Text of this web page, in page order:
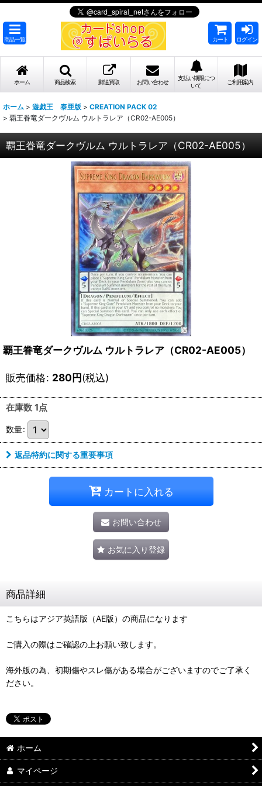
商品一覧 カート ログイン
ホーム 商品検索 郵送買取 お問い合わせ
支払い期限につ
いて
ご利用案内
ホーム > 遊戯王 泰亜版 > CREATION PACK 02
> 覇王眷竜ダークヴルム ウルトラレア（CR02-AE005）
覇王眷竜ダークヴルム ウルトラレア（CR02-AE005）
覇王眷竜ダークヴルム ウルトラレア（CR02-AE005）
販売価格: 280円(税込)
在庫数 1点
数量:
返品特約に関する重要事項
カートに入れる
お問い合わせ
お気に入り登録
商品詳細
こちらはアジア英語版（AE版）の商品になります
ご購入の際はご確認の上お願い致します。
海外版の為、初期傷やスレ傷がある場合がございますのでご了承く
ださい。
ホーム
マイページ